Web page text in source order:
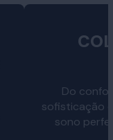
Do
sofisticação
sono